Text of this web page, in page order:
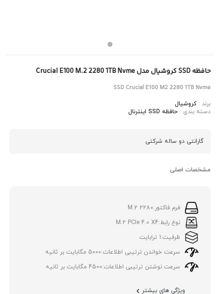
حافظه SSD کروشیال مدل Crucial E100 M.2 2280 1TB Nvme
SSD Crucial E100 M2 2280 1TB Nvme
برند :کروشیال
دسته بندی :حافظه SSD اینترنال
گارانتی دو ساله شرکتی
مشخصات اصلی
فرم فاکتور:M.2 2280
نوع رابط:M.2 PCIe 4.0 X4
ظرفیت:1 ترابایت
سرعت خواندن ترتیبی اطلاعات:5000 مگابایت بر ثانیه
سرعت نوشتن ترتیبی اطلاعات:4500 مگابایت بر ثانیه
ویژگی های بیشتر